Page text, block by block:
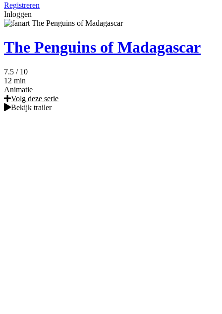
Registreren
Inloggen
The Penguins of Madagascar
7.5 / 10
12 min
Animatie
Volg deze serie
Bekijk trailer